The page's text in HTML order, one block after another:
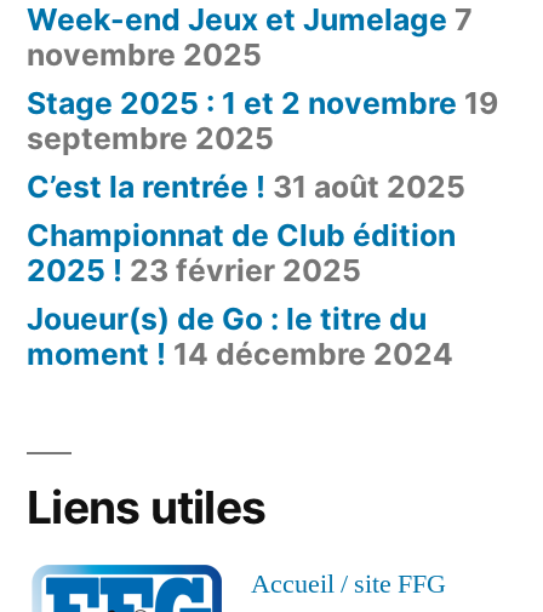
Week-end Jeux et Jumelage 7
novembre 2025
Stage 2025 : 1 et 2 novembre 19
septembre 2025
C’est la rentrée ! 31 août 2025
Championnat de Club édition
2025 ! 23 février 2025
Joueur(s) de Go : le titre du
moment ! 14 décembre 2024
Liens utiles
Accueil / site FFG